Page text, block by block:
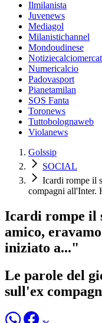
Ilmilanista
Juvenews
Mediagol
Milanistichannel
Mondoudinese
Numericalcio
Padovasport
Pianetamilan
SOS Fanta
Toronews
Tuttobolognaweb
Violanews
Golssip
SOCIAL
Icardi rompe il
compagni all'Inter.
Icardi rompe il
amico,
iniziato a..."
Le parole del
sull'ex